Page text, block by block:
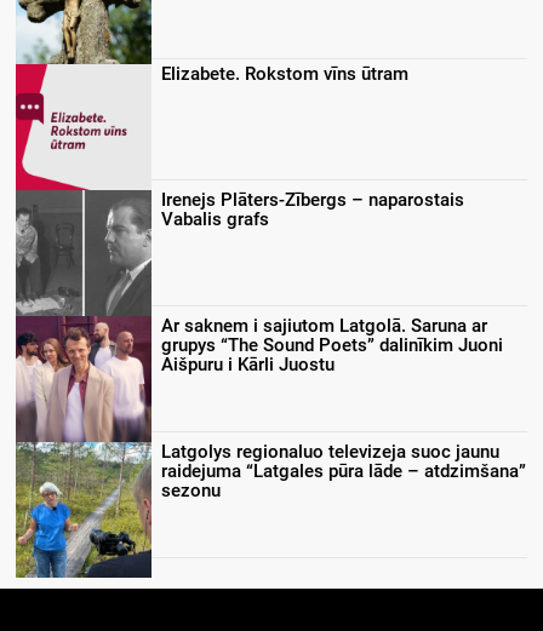
Elizabete. Rokstom vīns ūtram
Irenejs Plāters-Zībergs – naparostais
Vabalis grafs
Ar saknem i sajiutom Latgolā. Saruna ar
grupys “The Sound Poets” dalinīkim Juoni
Aišpuru i Kārli Juostu
Latgolys regionaluo televizeja suoc jaunu
raidejuma “Latgales pūra lāde – atdzimšana”
sezonu